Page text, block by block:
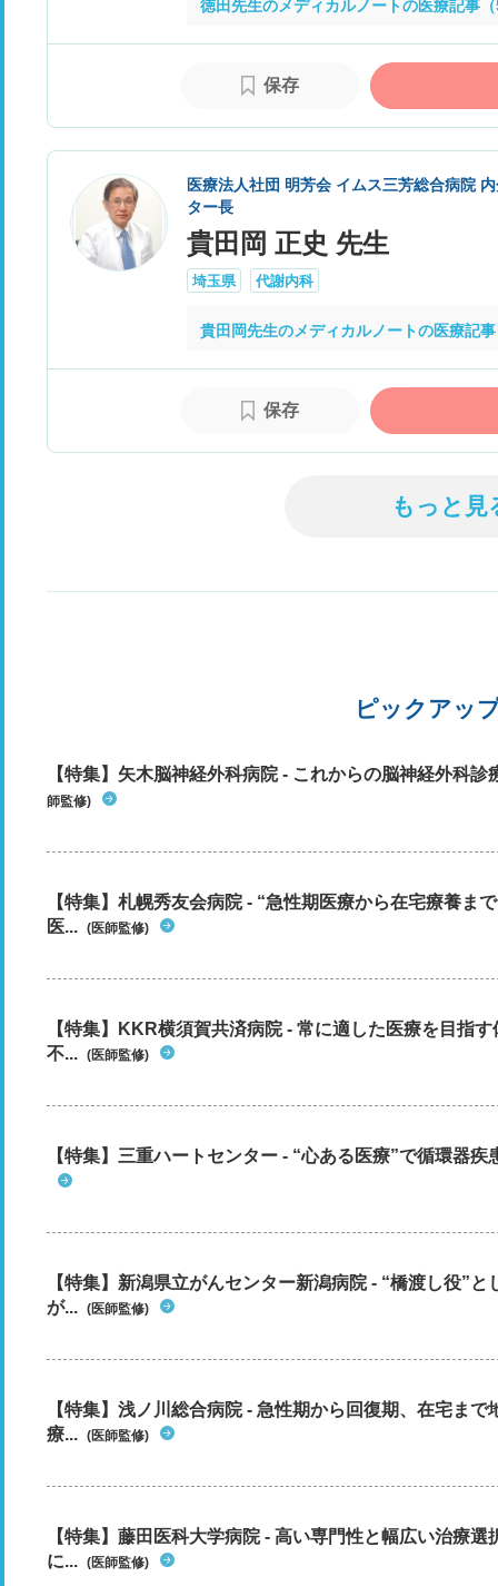
徳田先生のメディカルノートの医療記事
保存
医療法人社団 明芳会 イムス三芳総合病院 内
ター長
貴田岡 正史 先生
埼玉県 代謝内科
貴田岡先生のメディカルノートの医療記
保存
もっと見
ピックアッ
【特集】矢木脳神経外科病院 - これからの脳神経外科
師監修)
【特集】札幌秀友会病院 - “急性期医療から在宅療養ま
医... (医師監修)
【特集】KKR横須賀共済病院 - 常に適した医療を目指
不... (医師監修)
【特集】三重ハートセンター - “心ある医療”で循環器疾
【特集】新潟県立がんセンター新潟病院 - “橋渡し役”
が... (医師監修)
【特集】浅ノ川総合病院 - 急性期から回復期、在宅ま
療... (医師監修)
【特集】藤田医科大学病院 - 高い専門性と幅広い治療
に... (医師監修)